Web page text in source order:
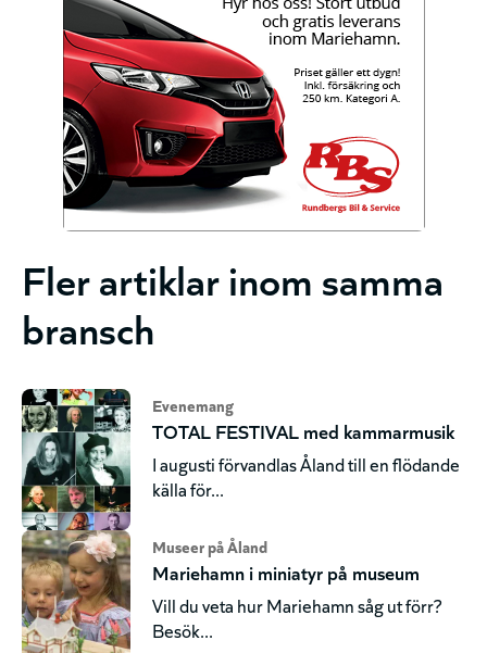
Fler artiklar inom samma
bransch
Evenemang
TOTAL FESTIVAL med kammarmusik
I augusti förvandlas Åland till en flödande
källa för...
Museer på Åland
Mariehamn i miniatyr på museum
Vill du veta hur Mariehamn såg ut förr?
Besök...